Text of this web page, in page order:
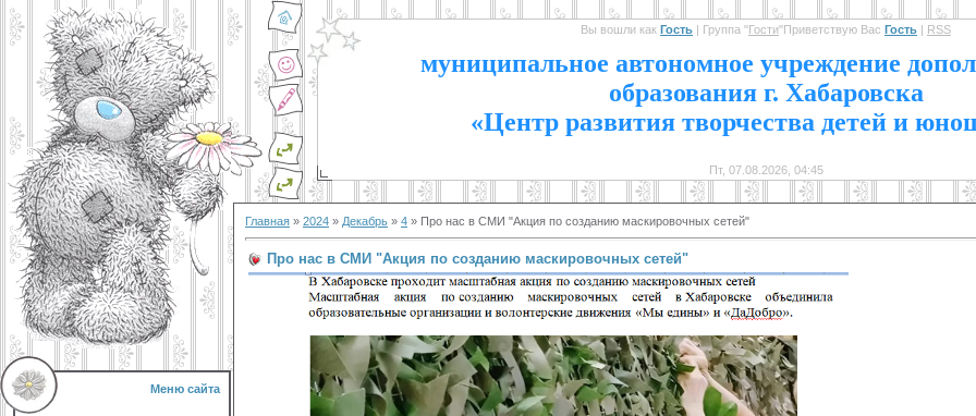
Меню сайта
Вы вошли как Гость | Группа "Гости"Приветствую Вас Гость | RSS
муниципальное автономное учреждение
образования г. Хабаровска
«Центр развития творчества детей и
Пт, 07.08.2026, 04:45
Главная » 2024 » Декабрь » 4 » Про нас в СМИ "Акция по созданию маскировочных сетей"
Про нас в СМИ "Акция по созданию маскировочных сетей"